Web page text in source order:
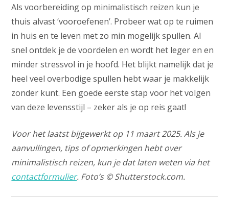
Als voorbereiding op minimalistisch reizen kun je
thuis alvast ‘vooroefenen’. Probeer wat op te ruimen
in huis en te leven met zo min mogelijk spullen. Al
snel ontdek je de voordelen en wordt het leger en en
minder stressvol in je hoofd. Het blijkt namelijk dat je
heel veel overbodige spullen hebt waar je makkelijk
zonder kunt. Een goede eerste stap voor het volgen
van deze levensstijl – zeker als je op reis gaat!
Voor het laatst bijgewerkt op 11 maart 2025. Als je
aanvullingen, tips of opmerkingen hebt over
minimalistisch reizen, kun je dat laten weten via het
contactformulier. Foto’s © Shutterstock.com.